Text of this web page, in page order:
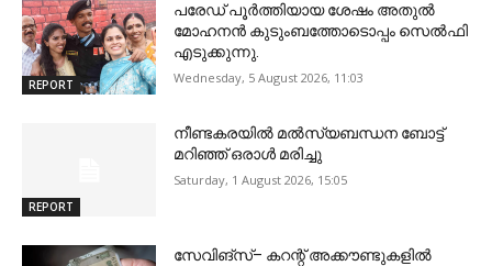
REPORT
പരേഡ് പൂര്‍ത്തിയായ ശേഷം അതുൽ
മോഹനൻ കുടുംബത്തോടൊപ്പം സെൽഫി
എടുക്കുന്നു.
Wednesday, 5 August 2026, 11:03
REPORT
നീണ്ടകരയില്‍ മല്‍സ്യബന്ധന ബോട്ട്
മറിഞ്ഞ് ഒരാള്‍ മരിച്ചു
Saturday, 1 August 2026, 15:05
സേവിങ്സ്– കറന്റ് അക്കൗണ്ടുകളിൽ